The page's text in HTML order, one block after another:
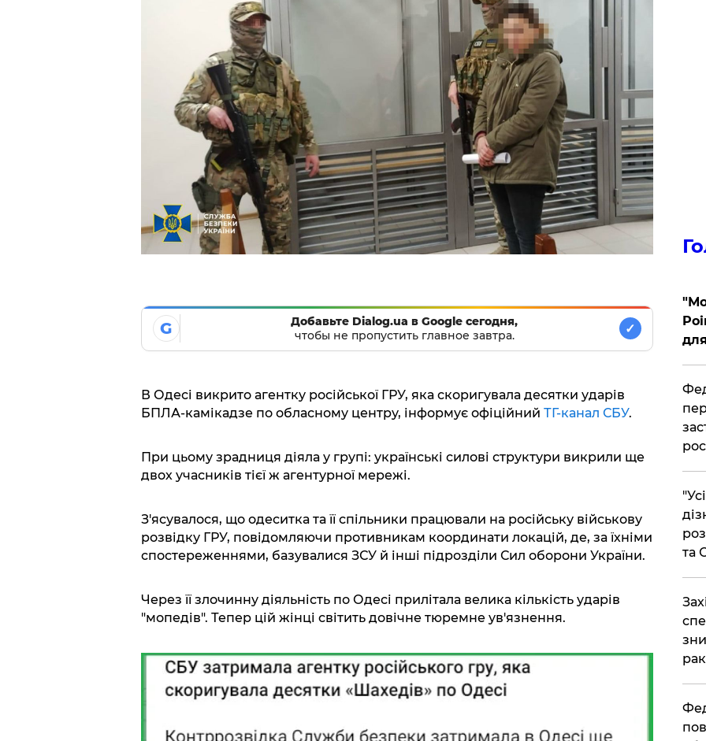
G
Добавьте Dialog.ua в Google сегодня,
чтобы не пропустить главное завтра.
✓
В Одесі викрито агентку російської ГРУ, яка скоригувала десятки ударів
БПЛА-камікадзе по обласному центру, інформує офіційний ТГ-канал СБУ.
При цьому зрадниця діяла у групі: українські силові структури викрили ще
двох учасників тієї ж агентурної мережі.
З'ясувалося, що одеситка та її спільники працювали на російську військову
розвідку ГРУ, повідомляючи противникам координати локацій, де, за їхніми
спостереженнями, базувалися ЗСУ й інші підрозділи Сил оборони України.
Через її злочинну діяльність по Одесі прилітала велика кількість ударів
"мопедів". Тепер цій жінці світить довічне тюремне ув'язнення.
та